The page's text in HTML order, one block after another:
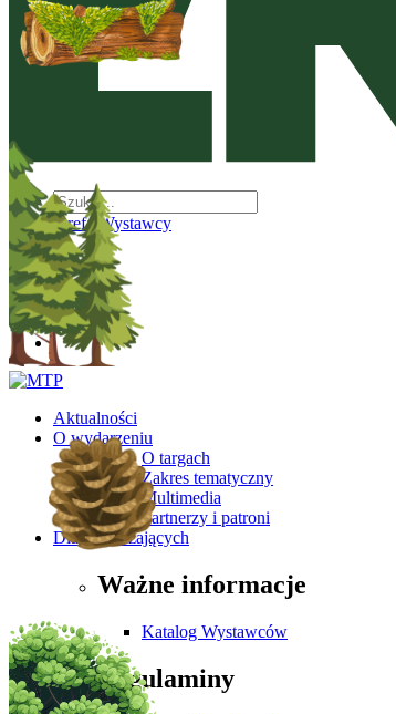
Strefa Wystawcy
PL
PL
Aktualności
O wydarzeniu
O targach
Zakres tematyczny
Multimedia
Partnerzy i patroni
Dla Zwiedzających
Ważne informacje
Katalog Wystawców
Regulaminy